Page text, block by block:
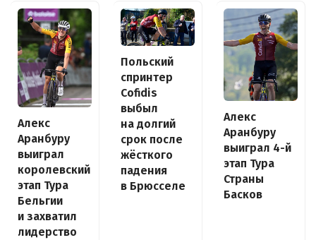
Алекс
Аранбуру
выиграл
королевский
этап Тура
Бельгии
и захватил
лидерство
Польский
спринтер
Cofidis
выбыл
на долгий
срок после
жёсткого
падения
в Брюсселе
Алекс
Аранбуру
выиграл 4-й
этап Тура
Страны
Басков